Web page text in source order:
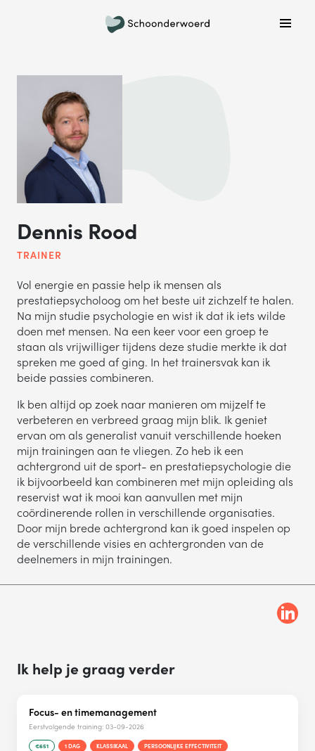
Dennis Rood
TRAINER
Vol energie en passie help ik mensen als
prestatiepsycholoog om het beste uit zichzelf te halen.
Na mijn studie psychologie en wist ik dat ik iets wilde
doen met mensen. Na een keer voor een groep te
staan als vrijwilliger tijdens deze studie merkte ik dat
spreken me goed af ging. In het trainersvak kan ik
beide passies combineren.
Ik ben altijd op zoek naar manieren om mijzelf te
verbeteren en verbreed graag mijn blik. Ik geniet
ervan om als generalist vanuit verschillende hoeken
mijn trainingen aan te vliegen. Zo heb ik een
achtergrond uit de sport- en prestatiepsychologie die
ik bijvoorbeeld kan combineren met mijn opleiding als
reservist wat ik mooi kan aanvullen met mijn
coördinerende rollen in verschillende organisaties.
Door mijn brede achtergrond kan ik goed inspelen op
de verschillende visies en achtergronden van de
deelnemers in mijn trainingen.
Ik help je graag verder
Focus- en timemanagement
Eerstvolgende training: 03-09-2026
€651 1 DAG KLASSIKAAL PERSOONLIJKE EFFECTIVITEIT
Plan een belafspraak
krijgen? Kies hieronder welke dag jouw voorkeur heeft
en we bellen je!
DI
ONDERWERP
NAAM
TELEFOONNUMMER
VERSTUREN
Wij verkopen nooit gegevens aan derden. Hoe wij omgaan met je
persoonsgegevens, lees je in onsprivacystatement.